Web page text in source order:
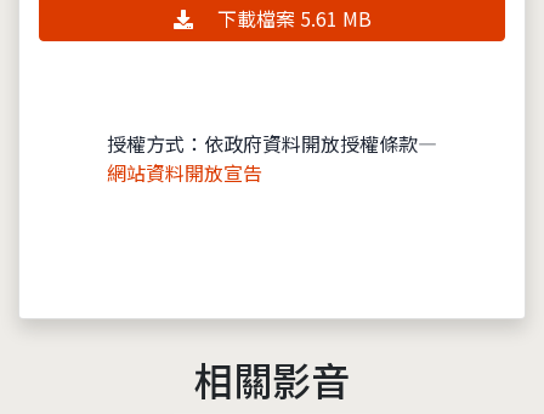
下載檔案 5.61 MB
授權方式：依政府資料開放授權條款—
網站資料開放宣告
相關影音